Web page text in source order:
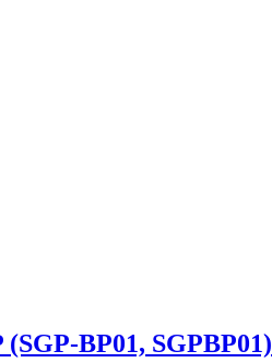
BP01, SGPBP01)